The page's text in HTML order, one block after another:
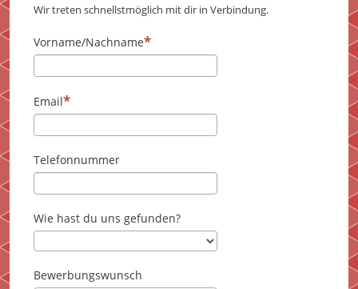
Wir treten schnellstmöglich mit dir in Verbindung.
Vorname/Nachname
Email
Telefonnummer
Wie hast du uns gefunden?
Bewerbungswunsch